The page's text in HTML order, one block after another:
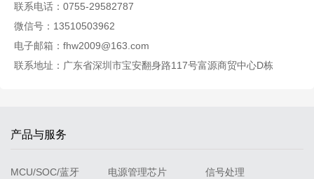
联系电话：0755-29582787
微信号：13510503962
电子邮箱：fhw2009@163.com
联系地址：广东省深圳市宝安翻身路117号富源商贸中心D栋
产品与服务
MCU/SOC/蓝牙 电源管理芯片 信号处理